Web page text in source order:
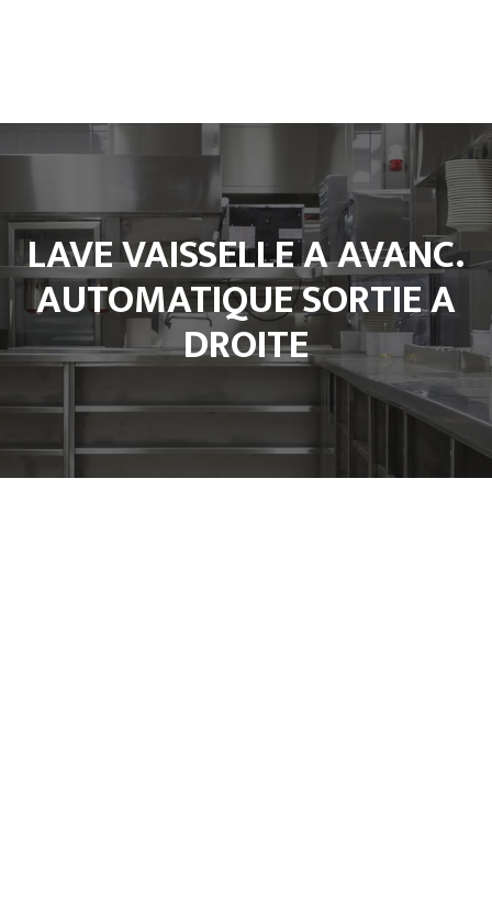
L’entreprise
Froid et Cuisine Pro
Matériels de cuisine professionnel
Notre Boutique
Contact
LAVE VAISSELLE A AVANC.
AUTOMATIQUE SORTIE A
DROITE